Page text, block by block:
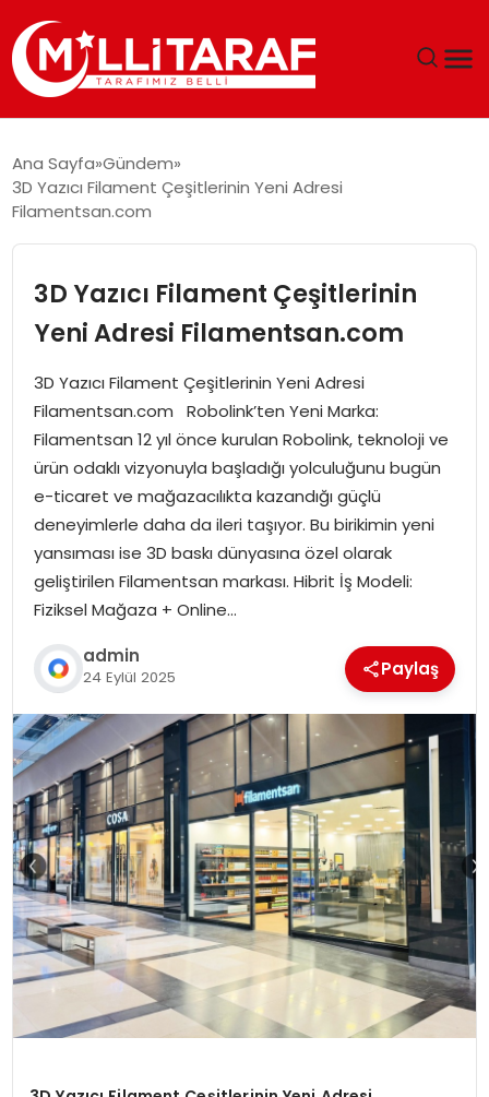
ÖZEL SAYFALAR
SPOR
SIYASET
MAGAZIN
Ana Sayfa Gündem
3D Yazıcı Filament Çeşitlerinin Yeni Adresi
Filamentsan.com
3D Yazıcı Filament Çeşitlerinin
Yeni Adresi Filamentsan.com
3D Yazıcı Filament Çeşitlerinin Yeni Adresi
Filamentsan.com Robolink’ten Yeni Marka:
Filamentsan 12 yıl önce kurulan Robolink, teknoloji ve
ürün odaklı vizyonuyla başladığı yolculuğunu bugün
e-ticaret ve mağazacılıkta kazandığı güçlü
deneyimlerle daha da ileri taşıyor. Bu birikimin yeni
yansıması ise 3D baskı dünyasına özel olarak
geliştirilen Filamentsan markası. Hibrit İş Modeli:
Fiziksel Mağaza + Online…
admin
24 Eylül 2025 Paylaş